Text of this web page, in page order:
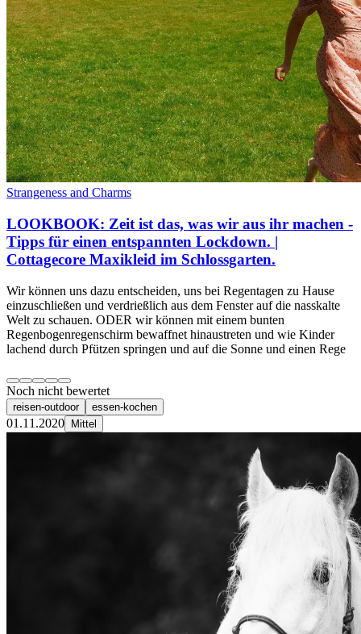
Strangeness and Charms
LOOKBOOK: Zeit ist das, was wir aus ihr machen -
Tipps für einen entspannten Lockdown. |
Cottagecore Maxikleid im Schlossgarten.
Wir können uns dazu entscheiden, uns bei Regentagen zu Hause
einzuschließen und verdrießlich aus dem Fenster auf die nasskalte
Welt zu schauen. ODER wir können mit einem bunten
Regenbogenregenschirm bewaffnet hinaustreten und wie Kinder
lachend durch Pfützen springen und auf die Sonne und einen Rege
Noch nicht bewertet
reisen-outdoor essen-kochen
01.11.2020 Mittel